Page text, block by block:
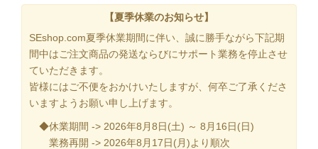
【夏季休業のお知らせ】
SEshop.com夏季休業期間に伴い、誠に勝手ながら下記期
間中はご注文商品の発送ならびにサポート業務を停止させ
ていただきます。
皆様にはご不便をおかけいたしますが、何卒ご了承くださ
いますようお願い申し上げます。
◆休業期間 -> 2026年8月8日(土) ～ 8月16日(日)
業務再開 -> 2026年8月17日(月)より順次